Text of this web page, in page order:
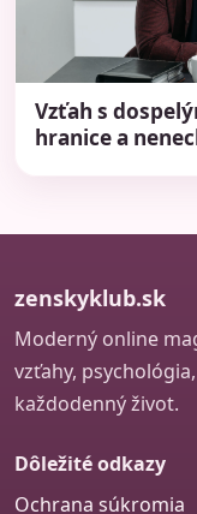
Vzťah s
hranice a
zenskyklub.sk
Moderný online
vzťahy,
každodenný život.
Dôležité odkazy
Ochrana súkromia